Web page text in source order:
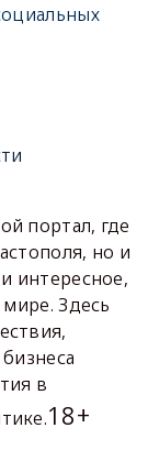
портал, где
но и
интересное,
Здесь
в
18+